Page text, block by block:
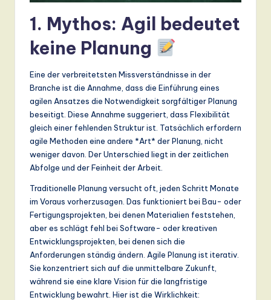
d
D
ig
it
In
o
1. Mythos: Agil bedeutet
keine Planung
Eine der verbreitetsten Missverständnisse in der
Branche ist die Annahme, dass die Einführung eines
agilen Ansatzes die Notwendigkeit sorgfältiger Planung
beseitigt. Diese Annahme suggeriert, dass Flexibilität
gleich einer fehlenden Struktur ist. Tatsächlich erfordern
agile Methoden eine andere *Art* der Planung, nicht
weniger davon. Der Unterschied liegt in der zeitlichen
Abfolge und der Feinheit der Arbeit.
Traditionelle Planung versucht oft, jeden Schritt Monate
im Voraus vorherzusagen. Das funktioniert bei Bau- oder
Fertigungsprojekten, bei denen Materialien feststehen,
aber es schlägt fehl bei Software- oder kreativen
Entwicklungsprojekten, bei denen sich die
Anforderungen ständig ändern. Agile Planung ist iterativ.
Sie konzentriert sich auf die unmittelbare Zukunft,
während sie eine klare Vision für die langfristige
Entwicklung bewahrt. Hier ist die Wirklichkeit: